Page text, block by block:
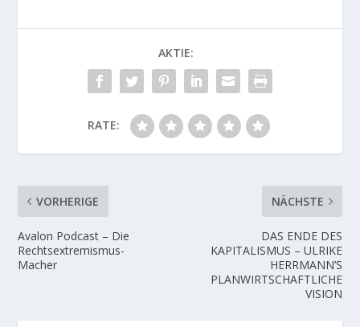
AKTIE:
RATE:
VORHERIGE
Avalon Podcast – Die
Rechtsextremismus-
Macher
NÄCHSTE
DAS ENDE DES
KAPITALISMUS – ULRIKE
HERRMANN’S
PLANWIRTSCHAFTLICHE
VISION